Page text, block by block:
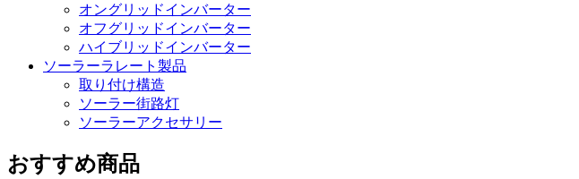
オングリッドインバーター
オフグリッドインバーター
ハイブリッドインバーター
ソーラーラレート製品
取り付け構造
ソーラー街路灯
ソーラーアクセサリー
おすすめ商品